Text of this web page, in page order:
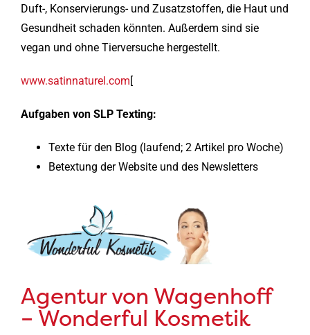
Duft-, Konservierungs- und Zusatzstoffen, die Haut und
Gesundheit schaden könnten. Außerdem sind sie
vegan und ohne Tierversuche hergestellt.
www.satinnaturel.com[
Aufgaben von SLP Texting:
Texte für den Blog (laufend; 2 Artikel pro Woche)
Betextung der Website und des Newsletters
Agentur von Wagenhoff
– Wonderful Kosmetik